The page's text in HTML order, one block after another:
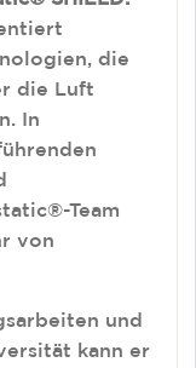
die
die Luft
In
Team
von
und
kann er